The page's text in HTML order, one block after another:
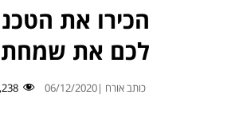
הכירו את
לכם את שמחת
כותב אורח |06/12/2020